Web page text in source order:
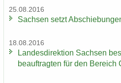
25.08.2016
Sach­sen setzt
18.08.2016
Lan­des­di­rek­ti­on Sach­sen
be­auf­trag­ten für den Be­reich